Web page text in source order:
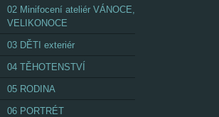
02 Minifocení ateliér VÁNOCE,
VELIKONOCE
03 DĚTI exteriér
04 TĚHOTENSTVÍ
05 RODINA
06 PORTRÉT